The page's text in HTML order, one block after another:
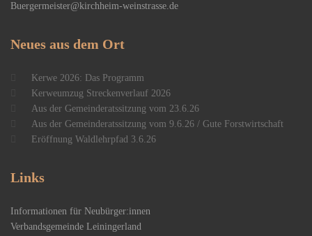
Buergermeister@kirchheim-weinstrasse.de
Neues aus dem Ort
Kerwe 2026: Das Programm
Kerweumzug Streckenverlauf 2026
Aus der Gemeinderatssitzung vom 23.6.26
Aus der Gemeinderatssitzung vom 9.6.26 / Gute Forstwirtschaft
Eröffnung Waldlehrpfad 3.6.26
Links
Informationen für Neubürger:innen
Verbandsgemeinde Leiningerland